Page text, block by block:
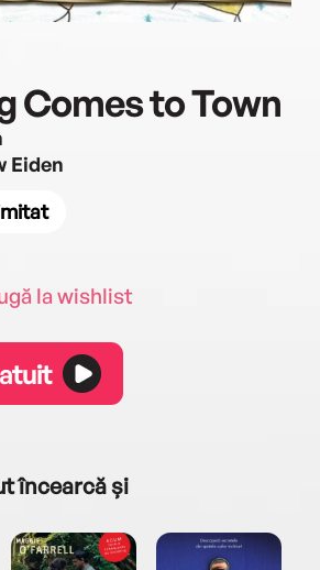
Comes to Town
Eiden
la wishlist
încearcă și